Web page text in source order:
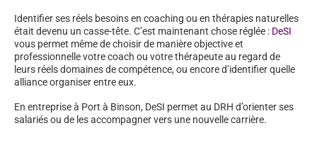
Identifier ses réels besoins en coaching ou en thérapies naturelles
était devenu un casse-tête. C’est maintenant chose réglée : DeSI
vous permet même de choisir de manière objective et
professionnelle votre coach ou votre thérapeute au regard de
leurs réels domaines de compétence, ou encore d’identifier quelle
alliance organiser entre eux.
En entreprise à Port à Binson, DeSI permet au DRH d’orienter ses
salariés ou de les accompagner vers une nouvelle carrière.